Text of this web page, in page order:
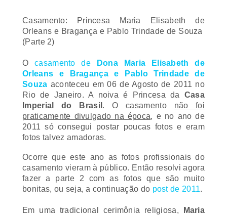
Orleans e Bragança e Pablo Trindade de Souza
(Parte 2)
Orleans e Bragança e Pablo Trindade de
Souzaaconteceu em 06 de Agosto de 2011 no
Rio de Janeiro. A noiva é Princesa daCasa
Imperial do Brasil. O casamentonão foi
praticamente divulgado na época, e no ano de
2011 só consegui postar poucas fotos e eram
fotos talvez amadoras.
casamento vieram à público. Então resolvi agora
fazer a parte 2 com as fotos que são muito
bonitas, ou seja, a continuação dopost de 2011.
Elisabeth e Pablo casaram-se no Outeiro da